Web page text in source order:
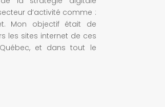
d’activité comme :
Mon objectif était de
les sites internet de ces
et dans tout le